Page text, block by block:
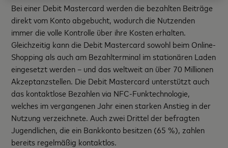
Bei einer Debit Mastercard werden die bezahlten Beiträge
direkt vom Konto abgebucht, wodurch die Nutzenden
immer die volle Kontrolle über ihre Kosten erhalten.
Gleichzeitig kann die Debit Mastercard sowohl beim Online-
Shopping als auch am Bezahlterminal im stationären Laden
eingesetzt werden – und das weltweit an über 70 Millionen
Akzeptanzstellen. Die Debit Mastercard unterstützt auch
das kontaktlose Bezahlen via NFC-Funktechnologie,
welches im vergangenen Jahr einen starken Anstieg in der
Nutzung verzeichnete. Auch zwei Drittel der befragten
Jugendlichen, die ein Bankkonto besitzen (65 %), zahlen
bereits regelmäßig kontaktlos.